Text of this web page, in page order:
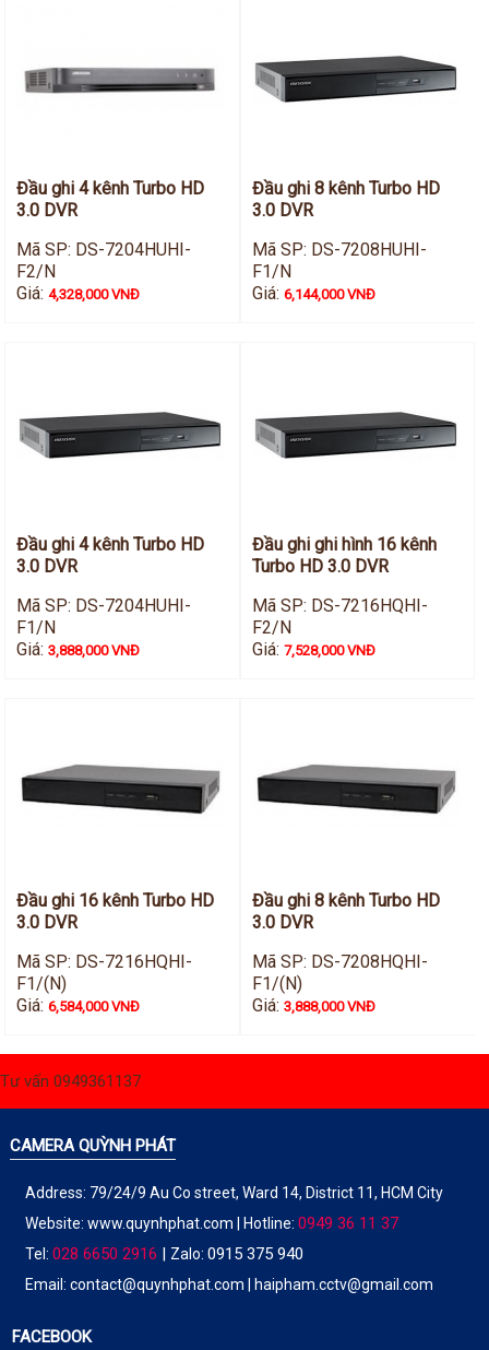
Đầu ghi 4 kênh Turbo HD
3.0 DVR
Mã SP: DS-7204HUHI-
F2/N
Giá:4,328,000 VNĐ
Đầu ghi 8 kênh Turbo HD
3.0 DVR
Mã SP: DS-7208HUHI-
F1/N
Giá: 6,144,000 VNĐ
Đầu ghi 4 kênh Turbo HD
3.0 DVR
Mã SP: DS-7204HUHI-
F1/N
Giá:3,888,000 VNĐ
Đầu ghi ghi hình 16 kênh
Turbo HD 3.0 DVR
Mã SP: DS-7216HQHI-
F2/N
Giá: 7,528,000 VNĐ
Đầu ghi 16 kênh Turbo HD
3.0 DVR
Mã SP: DS-7216HQHI-
F1/(N)
Giá:6,584,000 VNĐ
Đầu ghi 8 kênh Turbo HD
3.0 DVR
Mã SP: DS-7208HQHI-
F1/(N)
Giá: 3,888,000 VNĐ
Tư vấn 0949361137
CAMERA QUỲNH PHÁT
Address: 79/24/9 Au Co street, Ward 14, District 11, HCM City
Website: www.quynhphat.com | Hotline: 0949 36 11 37
Tel: 028 6650 2916 | Zalo: 0915 375 940
Email: contact@quynhphat.com | haipham.cctv@gmail.com
FACEBOOK